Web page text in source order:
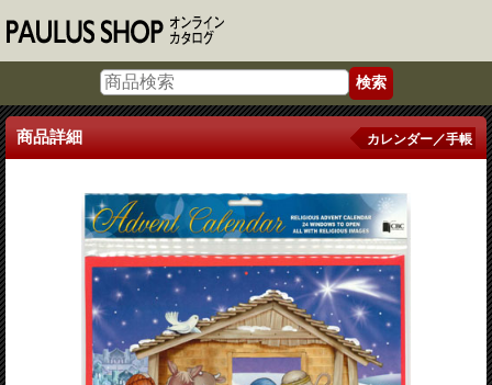
商品詳細 カレンダー／手帳